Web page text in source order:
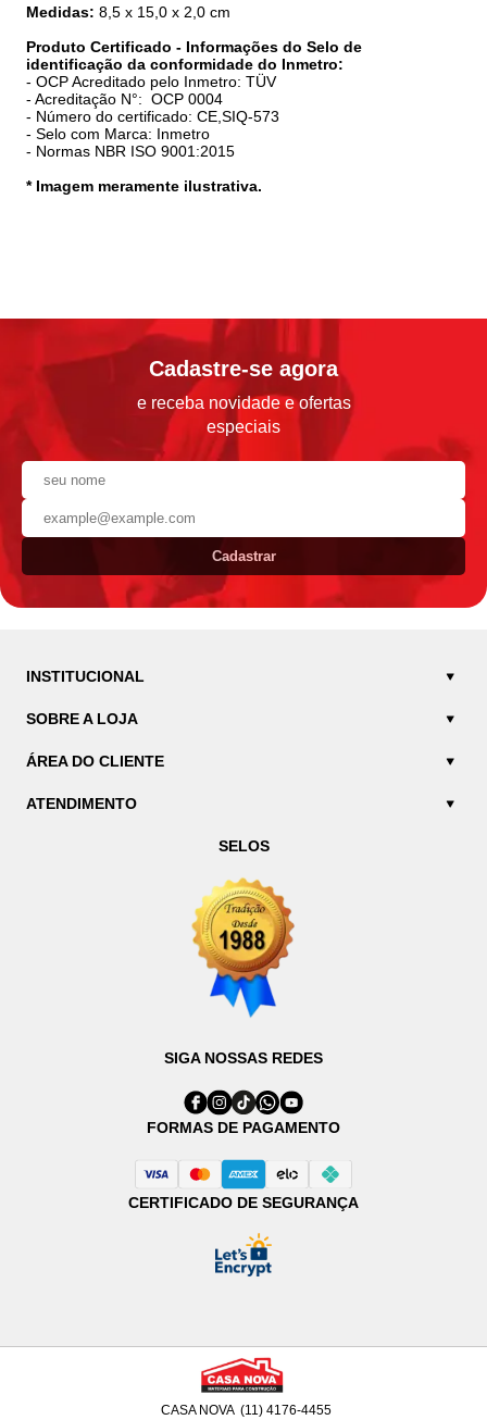
Medidas:8,5 x 15,0 x 2,0 cm
Produto Certificado - Informações do Selo de
identificação da conformidade do Inmetro:
- OCP Acreditado pelo Inmetro: TÜV
- Acreditação N°: OCP 0004
- Número do certificado: CE,SIQ-573
- Selo com Marca: Inmetro
- Normas NBR ISO 9001:2015
* Imagem meramente ilustrativa.
Cadastre-se agora
e receba novidade e ofertas
especiais
Cadastrar
INSTITUCIONAL
SOBRE A LOJA
ÁREA DO CLIENTE
ATENDIMENTO
SELOS
SIGA NOSSAS REDES
FORMAS DE PAGAMENTO
CERTIFICADO DE SEGURANÇA
CASA NOVA (11) 4176-4455